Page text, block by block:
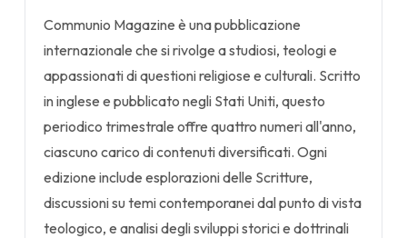
Communio Magazine è una pubblicazione
internazionale che si rivolge a studiosi, teologi e
appassionati di questioni religiose e culturali. Scritto
in inglese e pubblicato negli Stati Uniti, questo
periodico trimestrale offre quattro numeri all'anno,
ciascuno carico di contenuti diversificati. Ogni
edizione include esplorazioni delle Scritture,
discussioni su temi contemporanei dal punto di vista
teologico, e analisi degli sviluppi storici e dottrinali